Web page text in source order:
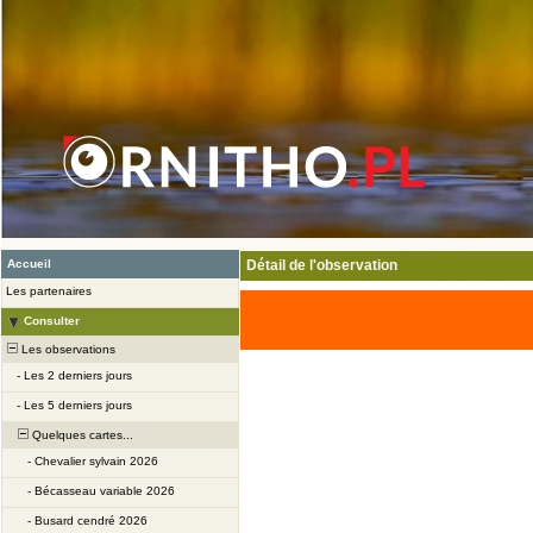
Accueil
Les partenaires
Consulter
Les observations
- Les 2 derniers jours
- Les 5 derniers jours
Quelques cartes...
- Chevalier sylvain 2026
- Bécasseau variable 2026
- Busard cendré 2026
Détail de l'observation